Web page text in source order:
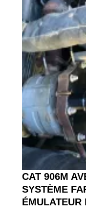
CAT 906M
SYSTÈME
ÉMULATEUR